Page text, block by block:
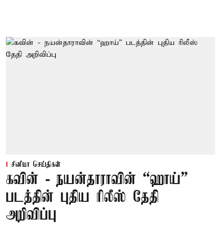
சினிமா செய்திகள்
கவின் - நயன்தாராவின் “ஹாய்”
படத்தின் புதிய ரிலீஸ் தேதி
அறிவிப்பு